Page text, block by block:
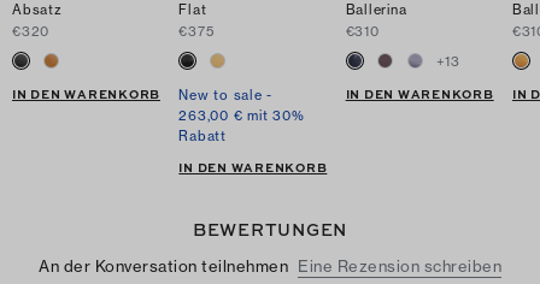
Absatz
€320
IN DEN WARENKORB
Flat
€375
New to sale -
263,00 € mit 30%
Rabatt
IN DEN WARENKORB
Ballerina
€310
+13
IN DEN WARENKORB
IN
BEWERTUNGEN
An der Konversation teilnehmen Eine Rezension schreiben